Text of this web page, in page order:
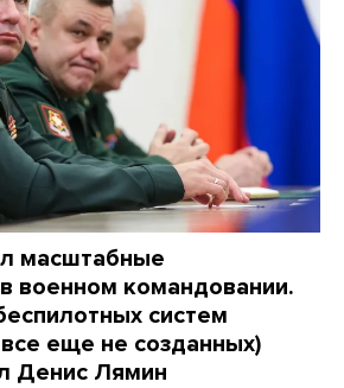
масштабные
военном командовании.
систем
еще не созданных)
Денис Лямин